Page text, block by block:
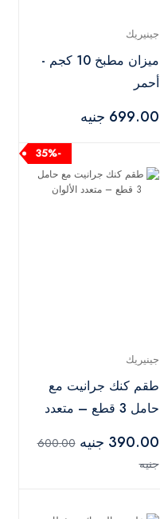
جينيريك
ميزان مطبخ 10 كجم -
أحمر
699.00 جنيه
-35%
جينيريك
طقم كنك جرانيت مع
حامل 3 قطع – متعدد
390.00 جنيه
600.00
جنيه